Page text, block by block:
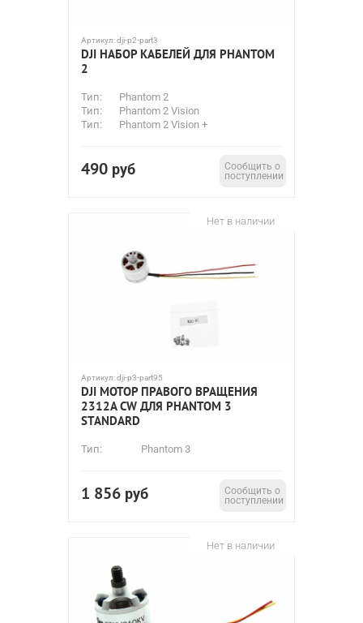
Артикул:dji-p2-part3
DJI НАБОР КАБЕЛЕЙ ДЛЯ PHANTOM
2
Тип:
Phantom 2
Тип:
Phantom 2 Vision
Тип:
Phantom 2 Vision +
490 руб
Сообщить о
поступлении
Нет в наличии
Артикул:dji-p3-part95
DJI МОТОР ПРАВОГО ВРАЩЕНИЯ
2312A CW ДЛЯ PHANTOM 3
STANDARD
Тип: Phantom 3
1 856 руб
Сообщить о
поступлении
Нет в наличии